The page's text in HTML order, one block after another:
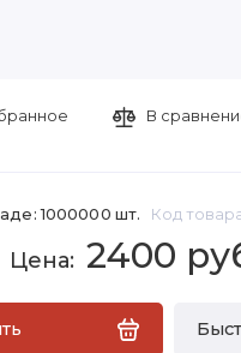
1000000 шт. Код
2400
В